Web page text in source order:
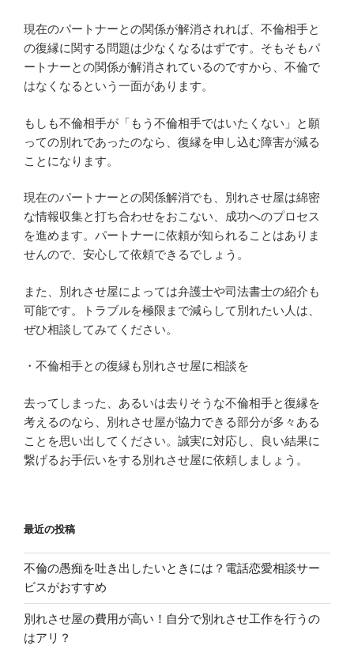
現在のパートナーとの関係が解消されれば、不倫相手と
の復縁に関する問題は少なくなるはずです。そもそもパ
ートナーとの関係が解消されているのですから、不倫で
はなくなるという一面があります。
もしも不倫相手が「もう不倫相手ではいたくない」と願
っての別れであったのなら、復縁を申し込む障害が減る
ことになります。
現在のパートナーとの関係解消でも、別れさせ屋は綿密
な情報収集と打ち合わせをおこない、成功へのプロセス
を進めます。パートナーに依頼が知られることはありま
せんので、安心して依頼できるでしょう。
また、別れさせ屋によっては弁護士や司法書士の紹介も
可能です。トラブルを極限まで減らして別れたい人は、
ぜひ相談してみてください。
・不倫相手との復縁も別れさせ屋に相談を
去ってしまった、あるいは去りそうな不倫相手と復縁を
考えるのなら、別れさせ屋が協力できる部分が多々ある
ことを思い出してください。誠実に対応し、良い結果に
繋げるお手伝いをする別れさせ屋に依頼しましょう。
最近の投稿
不倫の愚痴を吐き出したいときには？電話恋愛相談サー
ビスがおすすめ
別れさせ屋の費用が高い！自分で別れさせ工作を行うの
はアリ？